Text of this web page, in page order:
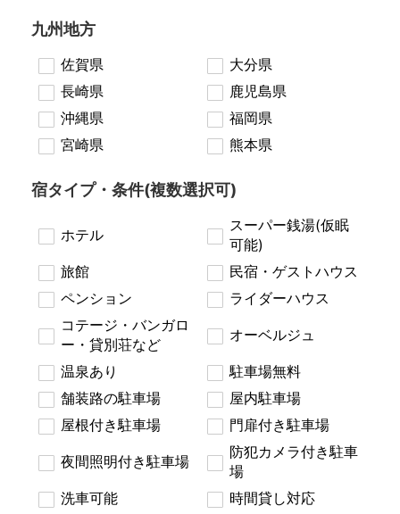
九州地方
佐賀県
大分県
長崎県
鹿児島県
沖縄県
福岡県
宮崎県
熊本県
宿タイプ・条件(複数選択可)
ホテル
スーパー銭湯(仮眠
可能)
旅館
民宿・ゲストハウス
ペンション
ライダーハウス
コテージ・バンガロ
ー・貸別荘など
オーベルジュ
温泉あり
駐車場無料
舗装路の駐車場
屋内駐車場
屋根付き駐車場
門扉付き駐車場
夜間照明付き駐車場
防犯カメラ付き駐車
場
洗車可能
時間貸し対応